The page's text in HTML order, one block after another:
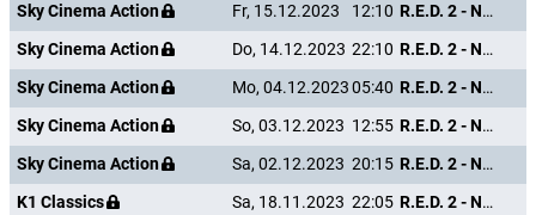
Sky Cinema Action
Fr, 15.12.2023 12:10
R.E.D. 2 - Noch Älter. Härter. Besser.
Sky Cinema Action
Do, 14.12.2023 22:10
R.E.D. 2 - Noch Älter. Härter. Besser.
Sky Cinema Action
Mo, 04.12.202305:40
R.E.D. 2 - Noch Älter. Härter. Besser.
Sky Cinema Action
So, 03.12.2023 12:55
R.E.D. 2 - Noch Älter. Härter. Besser.
Sky Cinema Action
Sa, 02.12.2023 20:15
R.E.D. 2 - Noch Älter. Härter. Besser.
K1 Classics
Sa, 18.11.2023 22:05 R.E.D. 2 - Noch Älter. Härter. Besser.